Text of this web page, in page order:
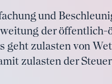
und
der
geht zulasten von
zulasten der